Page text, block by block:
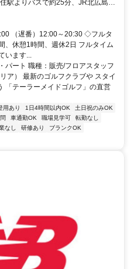
駅よりバスで約25分、JR北広島駅
（遅番）12:00～20:30 ◇フルタ
、休憩1時間、週休2日 フルタイム
ます...
パート 職種：販売/フロアスタッフ
ア） 最新のゴルフクラブや スタイ
「テーラーメイドゴルフ」の直営
用あり 1日4時間以内OK
土日祝のみOK
車通勤OK 職場見学可
転勤なし
なし 研修あり
ブランクOK